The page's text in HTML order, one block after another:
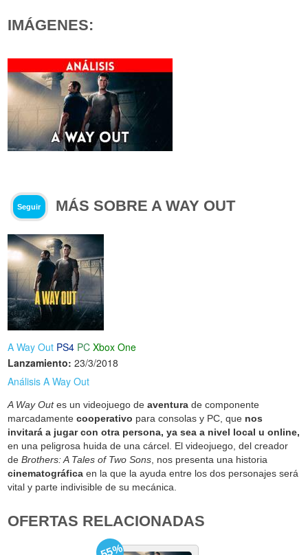
IMÁGENES:
Seguir MÁS SOBRE A WAY OUT
A Way Out PS4 PC Xbox One
Lanzamiento: 23/3/2018
Análisis A Way Out
A Way Outes un videojuego deaventura de componente
marcadamentecooperativo para consolas y PC, que nos
invitará a jugar con otra persona, ya sea a nivel local u online,
en una peligrosa huida de una cárcel. El videojuego, del creador
deBrothers: A Tales of Two Sons, nos presenta una historia
cinematográfica en la que la ayuda entre los dos personajes será
vital y parte indivisible de su mecánica.
OFERTAS RELACIONADAS